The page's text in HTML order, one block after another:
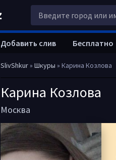
SlivShkur» Шкуры » Карина Козлова
Карина Козлова
Москва
Добавить слив Бесплатно